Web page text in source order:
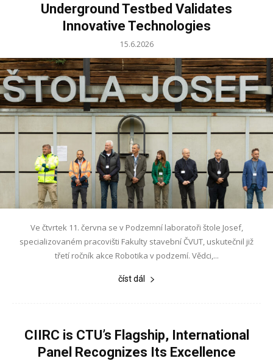
Underground Testbed Validates
Innovative Technologies
15.6.2026
Ve čtvrtek 11. června se v Podzemní laboratoři štole Josef,
specializovaném pracovišti Fakulty stavební ČVUT, uskutečnil již
třetí ročník akce Robotika v podzemí. Vědci,...
číst dál
CIIRC is CTU’s Flagship, International
Panel Recognizes Its Excellence